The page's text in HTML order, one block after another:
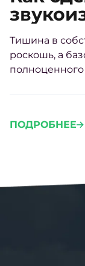
руками
Тишина в
роскошь, а
полноценного
ПОДРОБНЕЕ